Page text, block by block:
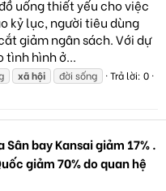
uống thiết yếu cho việc
kỷ lục, người tiêu dùng
giảm ngân sách. Với dự
tình hình ở...
xãhội đời sống
Trả lời: 0
bay Kansai giảm 17% .
giảm 70% do quan hệ